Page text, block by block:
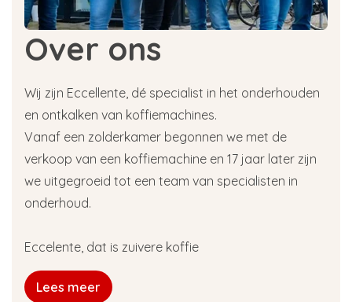
Over ons
Wij zijn Eccellente, dé specialist in het onderhouden
en ontkalken van koffiemachines.
Vanaf een zolderkamer begonnen we met de
verkoop van een koffiemachine en 17 jaar later zijn
we uitgegroeid tot een team van specialisten in
onderhoud.
Eccelente, dat is zuivere koffie
Lees meer